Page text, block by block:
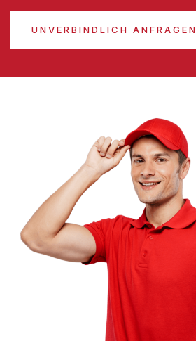
UNVERBINDLICH ANFRAGEN